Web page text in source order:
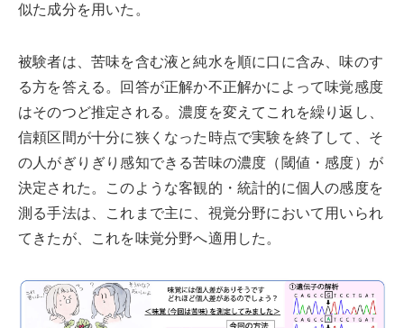
似た成分を用いた。
被験者は、苦味を含む液と純水を順に口に含み、味のす
る方を答える。回答が正解か不正解かによって味覚感度
はそのつど推定される。濃度を変えてこれを繰り返し、
信頼区間が十分に狭くなった時点で実験を終了して、そ
の人がぎりぎり感知できる苦味の濃度（閾値・感度）が
決定された。このような客観的・統計的に個人の感度を
測る手法は、これまで主に、視覚分野において用いられ
てきたが、これを味覚分野へ適用した。